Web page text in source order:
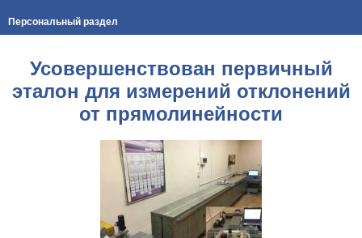
Персональный раздел
Усовершенствован первичный
эталон для измерений отклонений
от прямолинейности